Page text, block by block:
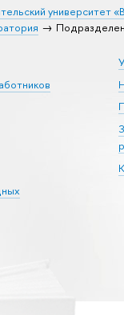
университет